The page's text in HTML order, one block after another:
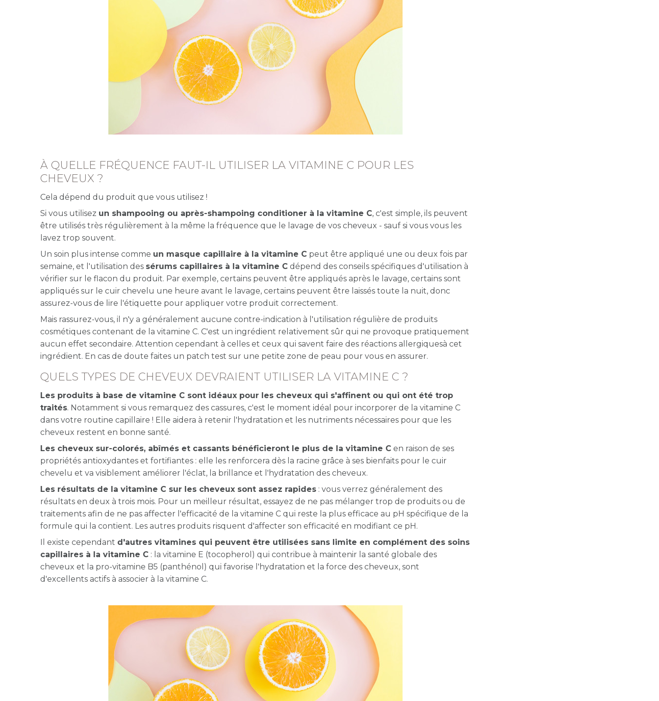
À QUELLE FRÉQUENCE FAUT-IL UTILISER LA VITAMINE C POUR LES
CHEVEUX ?
Cela dépend du produit que vous utilisez !
Si vous utilisez un shampooing ou après-shampoing conditioner à la vitamine C, c'est simple, ils peuvent
être utilisés très régulièrement à la même la fréquence que le lavage de vos cheveux - sauf si vous vous les
lavez trop souvent.
Un soin plus intense comme un masque capillaire à la vitamine C peut être appliqué une ou deux fois par
semaine, et l'utilisation des sérums capillaires à la vitamine C dépend des conseils spécifiques d'utilisation à
vérifier sur le flacon du produit. Par exemple, certains peuvent être appliqués après le lavage, certains sont
appliqués sur le cuir chevelu une heure avant le lavage, certains peuvent être laissés toute la nuit, donc
assurez-vous de lire l'étiquette pour appliquer votre produit correctement.
Mais rassurez-vous, il n'y a généralement aucune contre-indication à l'utilisation régulière de produits
cosmétiques contenant de la vitamine C. C'est un ingrédient relativement sûr qui ne provoque pratiquement
aucun effet secondaire. Attention cependant à celles et ceux qui savent faire des réactions allergiquesà cet
ingrédient. En cas de doute faites un patch test sur une petite zone de peau pour vous en assurer.
QUELS TYPES DE CHEVEUX DEVRAIENT UTILISER LA VITAMINE C ?
Les produits à base de vitamine C sont idéaux pour les cheveux qui s'affinent ou qui ont été trop
traités. Notamment si vous remarquez des cassures, c'est le moment idéal pour incorporer de la vitamine C
dans votre routine capillaire ! Elle aidera à retenir l'hydratation et les nutriments nécessaires pour que les
cheveux restent en bonne santé.
Les cheveux sur-colorés, abîmés et cassants bénéficieront le plus de la vitamine C en raison de ses
propriétés antioxydantes et fortifiantes : elle les renforcera dès la racine grâce à ses bienfaits pour le cuir
chevelu et va visiblement améliorer l'éclat, la brillance et l'hydratation des cheveux.
Les résultats de la vitamine C sur les cheveux sont assez rapides : vous verrez généralement des
résultats en deux à trois mois. Pour un meilleur résultat, essayez de ne pas mélanger trop de produits ou de
traitements afin de ne pas affecter l'efficacité de la vitamine C qui reste la plus efficace au pH spécifique de la
formule qui la contient. Les autres produits risquent d'affecter son efficacité en modifiant ce pH.
Il existe cependant d'autres vitamines qui peuvent être utilisées sans limite en complément des soins
capillaires à la vitamine C : la vitamine E (tocopherol) qui contribue à maintenir la santé globale des
cheveux et la pro-vitamine B5 (panthénol) qui favorise l'hydratation et la force des cheveux, sont
d'excellents actifs à associer à la vitamine C.